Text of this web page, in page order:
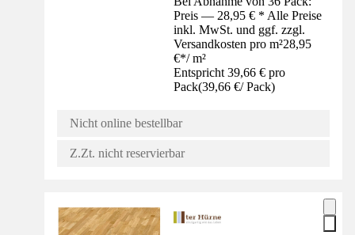
Preis — 28,95 € * Alle Preise
inkl. MwSt. und ggf. zzgl.
Versandkosten pro m²28,95
€*/ m²
Entspricht 39,66 € pro
Pack(39,66 €/ Pack)
Nicht online bestellbar
Z.Zt. nicht reservierbar